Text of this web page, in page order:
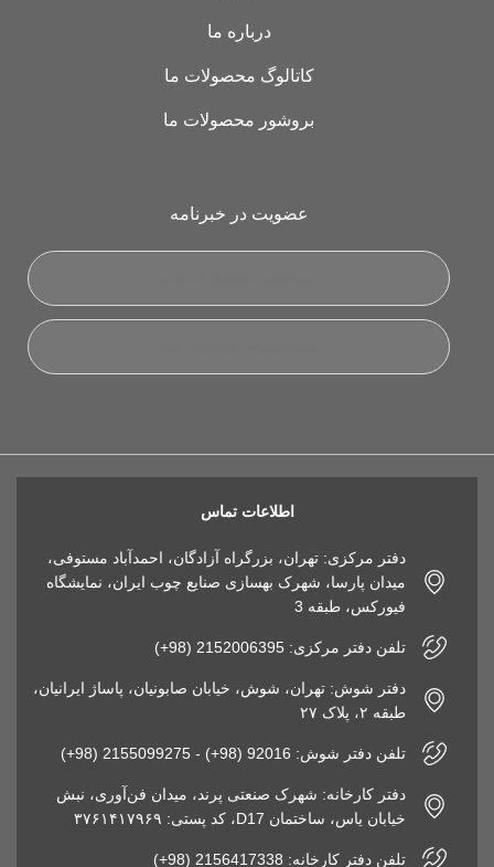
درباره ما
کاتالوگ محصولات ما
بروشور محصولات ما
عضویت در خبرنامه
اطلاعات تماس
دفتر مرکزی: تهران، بزرگراه آزادگان، احمدآباد مستوفی،
میدان پارسا، شهرک بهسازی صنایع چوب ایران، نمایشگاه
فیورکس، طبقه 3
تلفن دفتر مرکزی: 2152006395 (98+)
دفتر شوش: تهران، شوش، خیابان صابونیان، پاساژ ایرانیان،
طبقه ۲، پلاک ۲۷
تلفن دفتر شوش: 92016 (98+) - 2155099275 (98+)
دفتر کارخانه: شهرک صنعتی پرند، میدان فن‌آوری، نبش
خیابان یاس، ساختمان D17، کد پستی: ۳۷۶۱۴۱۷۹۶۹
تلفن دفتر کارخانه: 2156417338 (98+)